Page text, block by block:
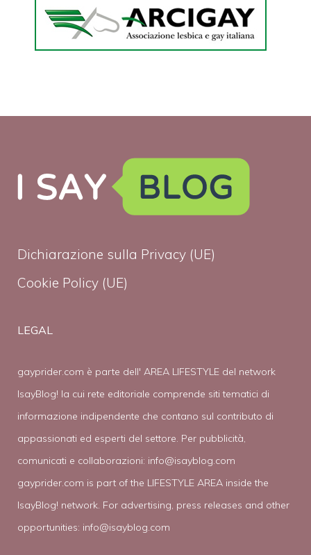
Dichiarazione sulla Privacy (UE)
Cookie Policy (UE)
LEGAL
gayprider.com è parte dell' AREA LIFESTYLE del network
IsayBlog! la cui rete editoriale comprende siti tematici di
informazione indipendente che contano sul contributo di
appassionati ed esperti del settore. Per pubblicità,
comunicati e collaborazioni: info@isayblog.com
gayprider.com is part of the LIFESTYLE AREA inside the
IsayBlog! network. For advertising, press releases and other
opportunities: info@isayblog.com